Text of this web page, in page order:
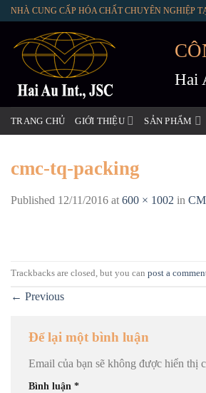
Skip
content
NHÀ CUNG CẤP HÓA CHẤT CHUYÊN NGHIỆP
Hai
TRANG CHỦ GIỚI THIỆU SẢN PHẨM
cmc-tq-packing
Published 12/11/2016 at 600 × 1002 in
Trackbacks are closed, but you can post a
← Previous
Để lại một bình luận
Email của bạn sẽ không được hiển thị
Bình luận *